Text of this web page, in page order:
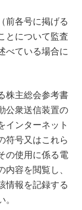
前各号に掲げる
とについて監査
べている場合に
株主総会参考書
公衆送信装置の
インターネット
符号又はこれら
の使用に係る電
容を閲覧し、
情報を記録する